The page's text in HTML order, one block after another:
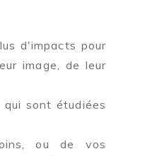
d'impacts pour
image, de leur
sont étudiées
ou de vos